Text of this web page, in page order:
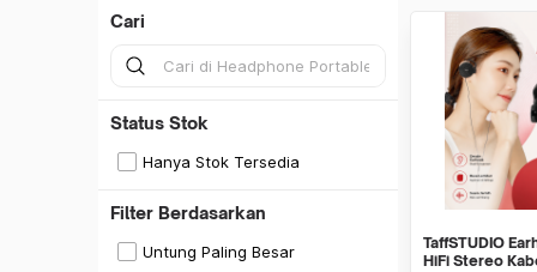
Cari
Status Stok
Hanya Stok Tersedia
Filter Berdasarkan
Untung Paling Besar
TaffSTUDIO
HiFi Stereo